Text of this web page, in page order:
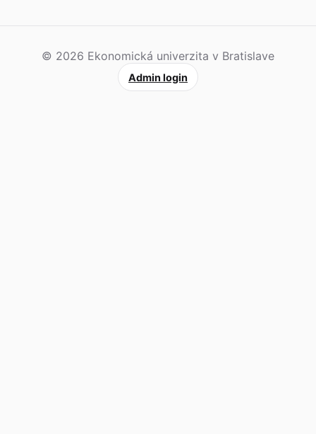
© 2026 Ekonomická univerzita v Bratislave
Admin login